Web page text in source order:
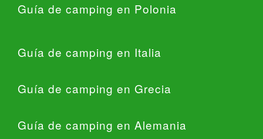
Guía de camping en Polonia
Guía de camping en Italia
Guía de camping en Grecia
Guía de camping en Alemania